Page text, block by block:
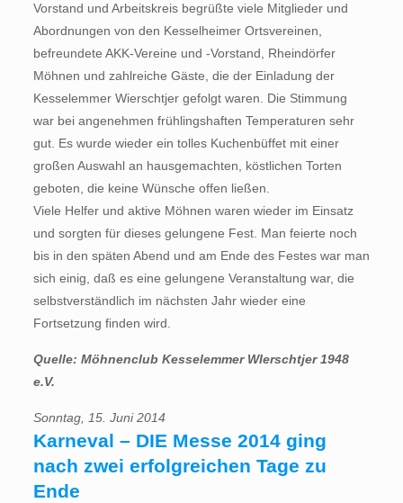
Vorstand und Arbeitskreis begrüßte viele Mitglieder und
Abordnungen von den Kesselheimer Ortsvereinen,
befreundete AKK-Vereine und -Vorstand, Rheindörfer
Möhnen und zahlreiche Gäste, die der Einladung der
Kesselemmer Wierschtjer gefolgt waren. Die Stimmung
war bei angenehmen frühlingshaften Temperaturen sehr
gut. Es wurde wieder ein tolles Kuchenbüffet mit einer
großen Auswahl an hausgemachten, köstlichen Torten
geboten, die keine Wünsche offen ließen.
Viele Helfer und aktive Möhnen waren wieder im Einsatz
und sorgten für dieses gelungene Fest. Man feierte noch
bis in den späten Abend und am Ende des Festes war man
sich einig, daß es eine gelungene Veranstaltung war, die
selbstverständlich im nächsten Jahr wieder eine
Fortsetzung finden wird.
Quelle: Möhnenclub Kesselemmer WIerschtjer 1948
e.V.
Sonntag, 15. Juni 2014
Karneval – DIE Messe 2014 ging
nach zwei erfolgreichen Tage zu
Ende